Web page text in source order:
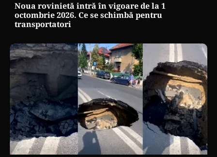
Noua rovinietă intră în vigoare de la 1
octombrie 2026. Ce se schimbă pentru
transportatori